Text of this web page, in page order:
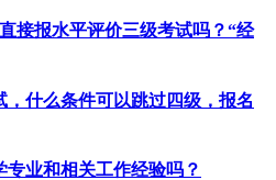
接报水平评价三级考试吗？“经
什么条件可以跳过四级，报名
业和相关工作经验吗？